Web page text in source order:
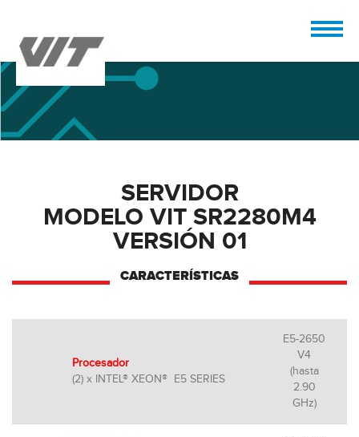
SERVIDOR
MODELO VIT SR2280M4
VERSIÓN 01
CARACTERÍSTICAS
Procesador
(2) x INTEL® XEON® E5 SERIES
E5-2650
V4
(hasta
2.90
GHz)